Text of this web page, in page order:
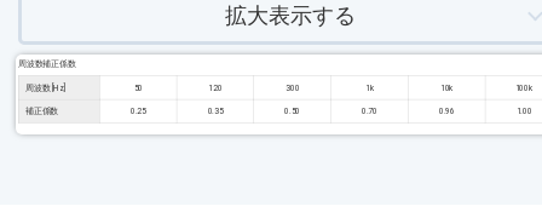
拡大表示する
周波数補正係数
周波数 [Hz] 50 120 300 1k 10k 100k
補正係数 0.25 0.35 0.50 0.70 0.96 1.00